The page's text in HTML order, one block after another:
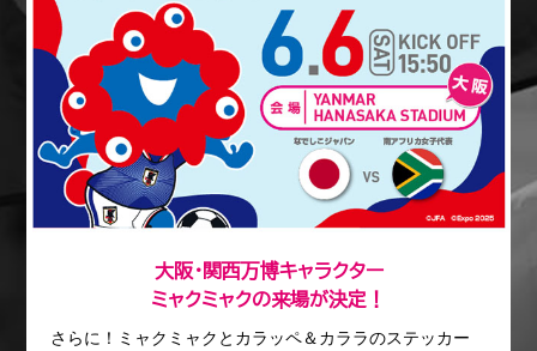
大阪・関西万博キャラクター
ミャクミャクの来場が決定！
さらに！ミャクミャクとカラッペ＆カララのステッカー